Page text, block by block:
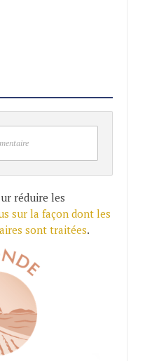
réduire les
sur la façon dont les
sont traitées.